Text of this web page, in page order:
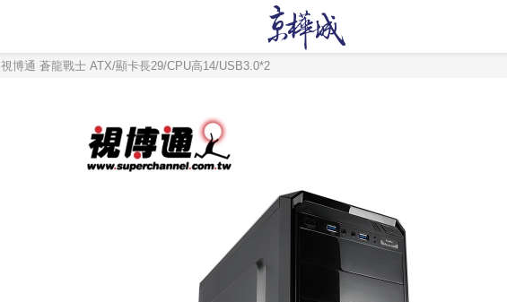
視博通 蒼龍戰士 ATX/顯卡長29/CPU高14/USB3.0*2